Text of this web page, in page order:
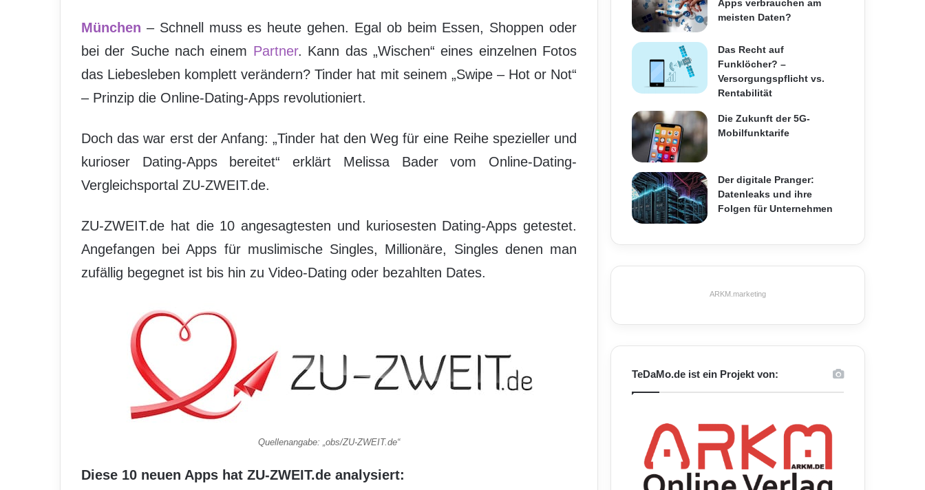
München – Schnell muss es heute gehen. Egal ob beim Essen, Shoppen oder
bei der Suche nach einem Partner. Kann das „Wischen“ eines einzelnen Fotos
das Liebesleben komplett verändern? Tinder hat mit seinem „Swipe – Hot or Not“
– Prinzip die Online-Dating-Apps revolutioniert.
Doch das war erst der Anfang: „Tinder hat den Weg für eine Reihe spezieller und
kurioser Dating-Apps bereitet“ erklärt Melissa Bader vom Online-Dating-
Vergleichsportal ZU-ZWEIT.de.
ZU-ZWEIT.de hat die 10 angesagtesten und kuriosesten Dating-Apps getestet.
Angefangen bei Apps für muslimische Singles, Millionäre, Singles denen man
zufällig begegnet ist bis hin zu Video-Dating oder bezahlten Dates.
Quellenangabe: „obs/ZU-ZWEIT.de“
Diese 10 neuen Apps hat ZU-ZWEIT.de analysiert:
Apps verbrauchen am
meisten Daten?
Das Recht auf
Funklöcher? –
Versorgungspflicht vs.
Rentabilität
Die Zukunft der 5G-
Mobilfunktarife
Der digitale Pranger:
Datenleaks und ihre
Folgen für Unternehmen
ARKM.marketing
TeDaMo.de ist ein Projekt von: